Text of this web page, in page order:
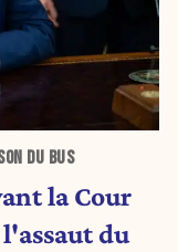
DU BUS
la Cour
du